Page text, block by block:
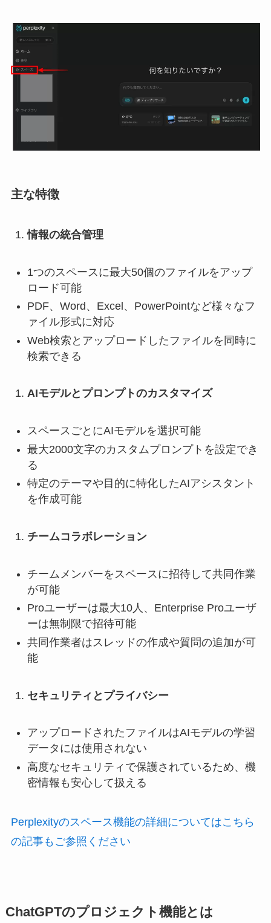
主な特徴
情報の統合管理
1つのスペースに最大50個のファイルをアップ
ロード可能
PDF、Word、Excel、PowerPointなど様々なフ
ァイル形式に対応
Web検索とアップロードしたファイルを同時に
検索できる
AIモデルとプロンプトのカスタマイズ
スペースごとにAIモデルを選択可能
最大2000文字のカスタムプロンプトを設定でき
る
特定のテーマや目的に特化したAIアシスタント
を作成可能
チームコラボレーション
チームメンバーをスペースに招待して共同作業
が可能
Proユーザーは最大10人、Enterprise Proユーザ
ーは無制限で招待可能
共同作業者はスレッドの作成や質問の追加が可
能
セキュリティとプライバシー
アップロードされたファイルはAIモデルの学習
データには使用されない
高度なセキュリティで保護されているため、機
密情報も安心して扱える
Perplexityのスペース機能の詳細についてはこちら
の記事もご参照ください
ChatGPTのプロジェクト機能とは